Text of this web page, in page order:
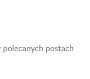
polecanych postach